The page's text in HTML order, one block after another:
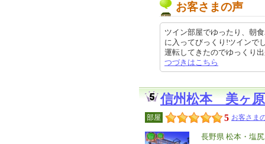
お客さまの声
ツイン部屋でゆったり、朝
に入ってびっくり!ツインで
運転してきたのでゆっくり
つづきはこちら
信州松本 美ヶ
部屋 5 お客さま
エ
長野県 松本・塩